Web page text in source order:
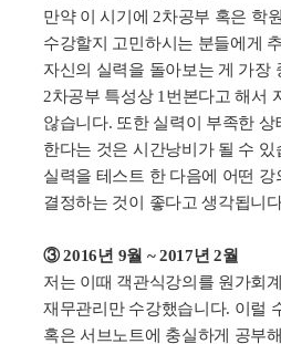
만약 이 시기에 2차공부 혹은 학
수강할지 고민하시는 분들에게
자신의 실력을 돌아보는 게 가장
2차공부 특성상1 번본다고 해서
않습니다. 또한 실력이 부족한 상
한다는 것은 시간낭비가 될 수 있
실력을 테스트 한 다음에 어떤
결정하는 것이 좋다고 생각됩니
③ 2016년 9월 ~ 2017년 2월
저는 이때 객관식강의를 원가회
재무관리만 수강했습니다. 이럴
혹은 서브노트에 충실하게 공부